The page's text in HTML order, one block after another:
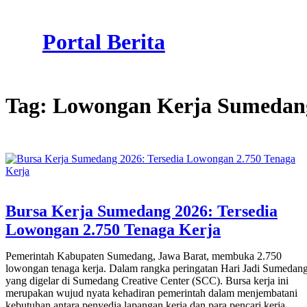
Portal Berita
Tag: Lowongan Kerja
Bursa Kerja Sumedang 2026: Tersedia
Lowongan 2.750 Tenaga Kerja
Pemerintah Kabupaten Sumedang, Jawa Barat, membuka 2.750
lowongan tenaga kerja. Dalam rangka peringatan Hari Jadi
yang digelar di Sumedang Creative Center (SCC). Bursa kerja ini
merupakan wujud nyata kehadiran pemerintah dalam menjembatani